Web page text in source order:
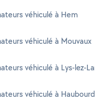
véhiculé à Hem
véhiculé à Mouvaux
véhiculé à Lys-lez-
véhiculé à